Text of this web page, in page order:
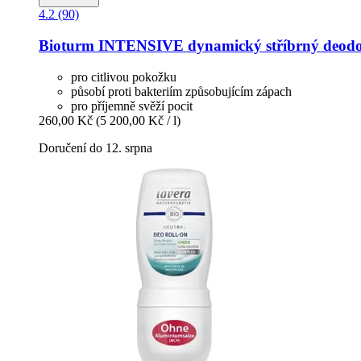
4.2 (90)
Bioturm INTENSIVE dynamický stříbrný
pro citlivou pokožku
působí proti bakteriím způsobujícím zápach
pro příjemně svěží pocit
260,00 Kč (5 200,00 Kč / l)
Doručení do 12. srpna